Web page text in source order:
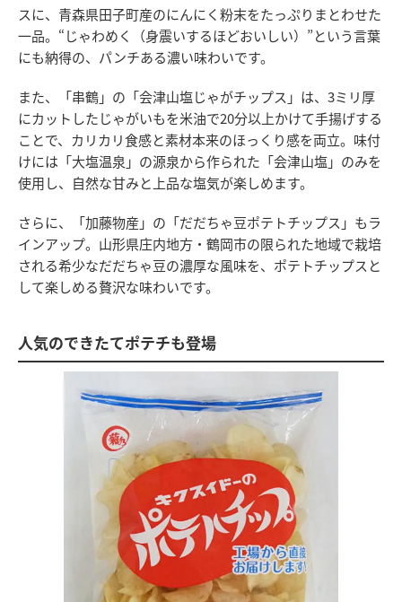
スに、青森県田子町産のにんにく粉末をたっぷりまとわせた
一品。“じゃわめく（身震いするほどおいしい）”という言葉
にも納得の、パンチある濃い味わいです。
また、「串鶴」の「会津山塩じゃがチップス」は、3ミリ厚
にカットしたじゃがいもを米油で20分以上かけて手揚げする
ことで、カリカリ食感と素材本来のほっくり感を両立。味付
けには「大塩温泉」の源泉から作られた「会津山塩」のみを
使用し、自然な甘みと上品な塩気が楽しめます。
さらに、「加藤物産」の「だだちゃ豆ポテトチップス」もラ
インアップ。山形県庄内地方・鶴岡市の限られた地域で栽培
される希少なだだちゃ豆の濃厚な風味を、ポテトチップスと
して楽しめる贅沢な味わいです。
人気のできたてポテチも登場